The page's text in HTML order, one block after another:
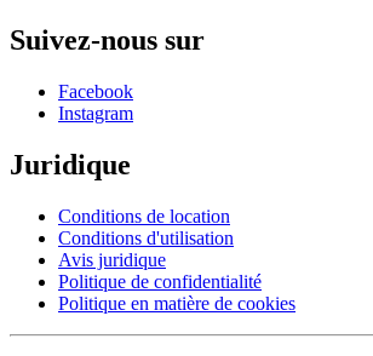
Suivez-nous sur
Facebook
Instagram
Juridique
Conditions de location
Conditions d'utilisation
Avis juridique
Politique de confidentialité
Politique en matière de cookies